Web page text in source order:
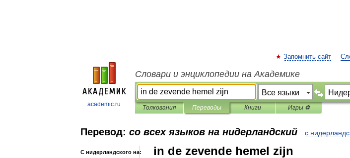
academic.ru
Запомнить сайт
Словари и энциклопедии на Академике
Толкования Переводы Книги Игры ⚽
Перевод: со всех языков на нидерландский с
С нидерландского на: in de zevende hemel zijn